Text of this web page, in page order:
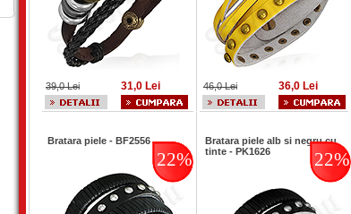
39,0 Lei 31,0 Lei 46,0 Lei 36,0 Lei
Bratara piele - BF2556
22%
Bratara piele alb si negru cu
tinte - PK1626
22%